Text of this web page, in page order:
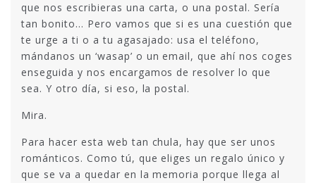
que nos escribieras una carta, o una postal. Sería
tan bonito… Pero vamos que si es una cuestión que
te urge a ti o a tu agasajado: usa el teléfono,
mándanos un ‘wasap’ o un email, que ahí nos coges
enseguida y nos encargamos de resolver lo que
sea. Y otro día, si eso, la postal.
Mira.
Para hacer esta web tan chula, hay que ser unos
románticos. Como tú, que eliges un regalo único y
que se va a quedar en la memoria porque llega al